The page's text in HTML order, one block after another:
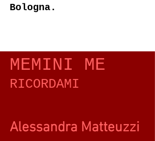
Bologna.
MEMINI ME
RICORDAMI
Alessandra Matteuzzi